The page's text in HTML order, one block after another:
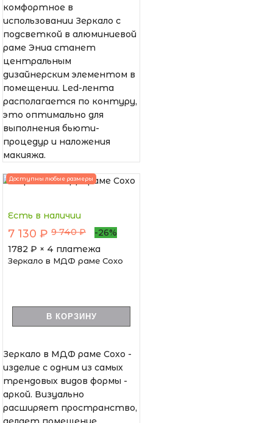
комфортное в
использовании Зеркало с
подсветкой в алюминиевой
раме Эниа станет
центральным
дизайнерским элементом в
помещении. Led-лента
располагается по контуру,
это оптимально для
выполнения бьюти-
процедур и наложения
макияжа.
Доступны любые размеры
Есть в наличии
7 130 ₽ 9 740 ₽
-26%
1782 ₽ × 4 платежа
Зеркало в МДФ раме Сохо
В КОРЗИНУ
Зеркало в МДФ раме Сохо -
изделие с одним из самых
трендовых видов формы -
аркой. Визуально
расширяет пространство,